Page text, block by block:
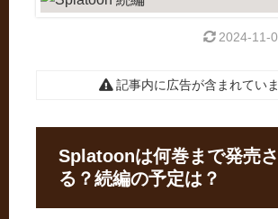
2024-11-
記事内に広告が含まれていま
Splatoonは何巻まで発売
る？続編の予定は？